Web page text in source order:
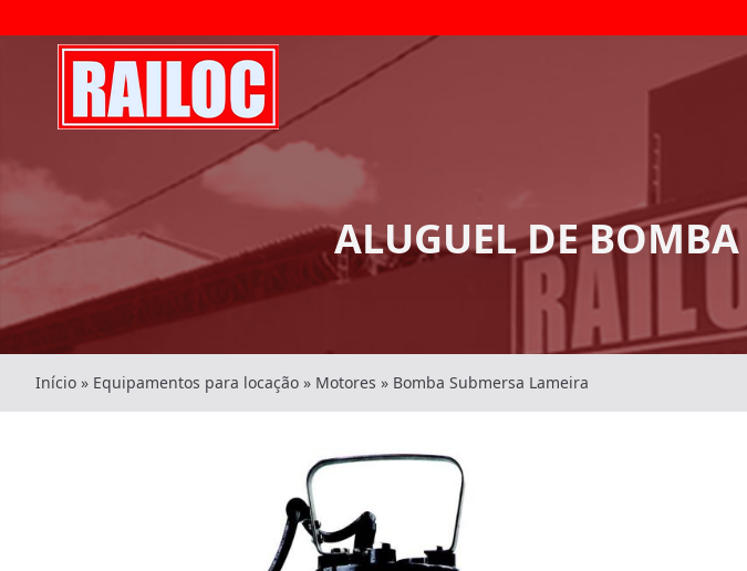
ALUGUEL DE
Início » Equipamentos para locação » Motores » Bomba Submersa Lameira